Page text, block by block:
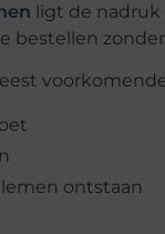
ligt de
bestellen
ontstaan